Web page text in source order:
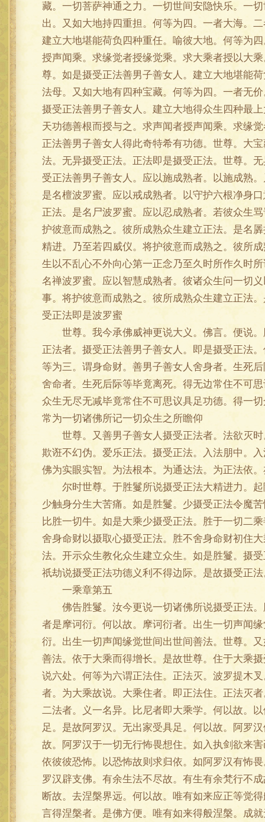
藏。一切菩萨神通之力。一切世间安隐快乐。一
出。又如大地持四重担。何等为四。一者大海。
建立大地堪能荷负四种重任。喻彼大地。何等为
授声闻乘。求缘觉者授缘觉乘。求大乘者授以大
尊。如是摄受正法善男子善女人。建立大地堪能
法母。又如大地有四种宝藏。何等为四。一者无
摄受正法善男子善女人。建立大地得众生四种最
天功德善根而授与之。求声闻者授声闻乘。求缘
正法善男子善女人得此奇特希有功德。世尊。大
法。无异摄受正法。正法即是摄受正法。世尊。
受正法善男子善女人。应以施成熟者。以施成熟
是名檀波罗蜜。应以戒成熟者。以守护六根净身
正法。是名尸波罗蜜。应以忍成熟者。若彼众生
护彼意而成熟之。彼所成熟众生建立正法。是名
精进。乃至若四威仪。将护彼意而成熟之。彼所
生以不乱心不外向心第一正念乃至久时所作久时
名禅波罗蜜。应以智慧成熟者。彼诸众生问一切
事。将护彼意而成熟之。彼所成熟众生建立正法
受正法即是波罗蜜
世尊。我今承佛威神更说大义。佛言。便说。
正法者。摄受正法善男子善女人。即是摄受正法
等为三。谓身命财。善男子善女人舍身者。生死
舍命者。生死后际等毕竟离死。得无边常住不可
众生无尽无减毕竟常住不可思议具足功德。得一
常为一切诸佛所记一切众生之所瞻仰
世尊。又善男子善女人摄受正法者。法欲灭时
欺诳不幻伪。爱乐正法。摄受正法。入法朋中。
佛为实眼实智。为法根本。为通达法。为正法依
尔时世尊。于胜鬘所说摄受正法大精进力。起
少触身分生大苦痛。如是胜鬘。少摄受正法令魔
比胜一切牛。如是大乘少摄受正法。胜于一切二
舍身命财以摄取心摄受正法。胜不舍身命财初住
法。开示众生教化众生建立众生。如是胜鬘。摄
祇劫说摄受正法功德义利不得边际。是故摄受正
一乘章第五
佛告胜鬘。汝今更说一切诸佛所说摄受正法。
者是摩诃衍。何以故。摩诃衍者。出生一切声闻
衍。出生一切声闻缘觉世间出世间善法。世尊。
善法。依于大乘而得增长。是故世尊。住于大乘
说六处。何等为六谓正法住。正法灭。波罗提木
者。为大乘故说。大乘住者。即正法住。正法灭
二法者。义一名异。比尼者即大乘学。何以故。
足。是故阿罗汉。无出家受具足。何以故。阿罗
故。阿罗汉于一切无行怖畏想住。如入执剑欲来
依彼彼恐怖。以恐怖故则求归依。如阿罗汉有怖
罗汉辟支佛。有余生法不尽故。有生有余梵行不
断故。去涅槃界远。何以故。唯有如来应正等觉
言得涅槃者。是佛方便。唯有如来得般涅槃。成